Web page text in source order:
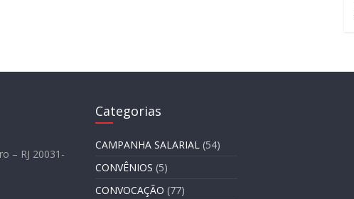
– RJ 20031-
Categorias
CAMPANHA SALARIAL (54)
CONVÊNIOS (5)
CONVOCAÇÃO (77)